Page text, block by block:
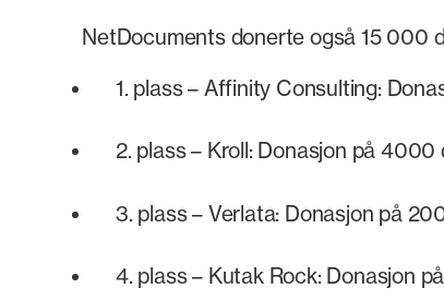
NetDocuments donerte også 15 000
1. plass – Affinity Consulting:
2. plass – Kroll: Donasjon på
3. plass – Verlata: Donasjon på
4. plass – Kutak Rock: Donasjon